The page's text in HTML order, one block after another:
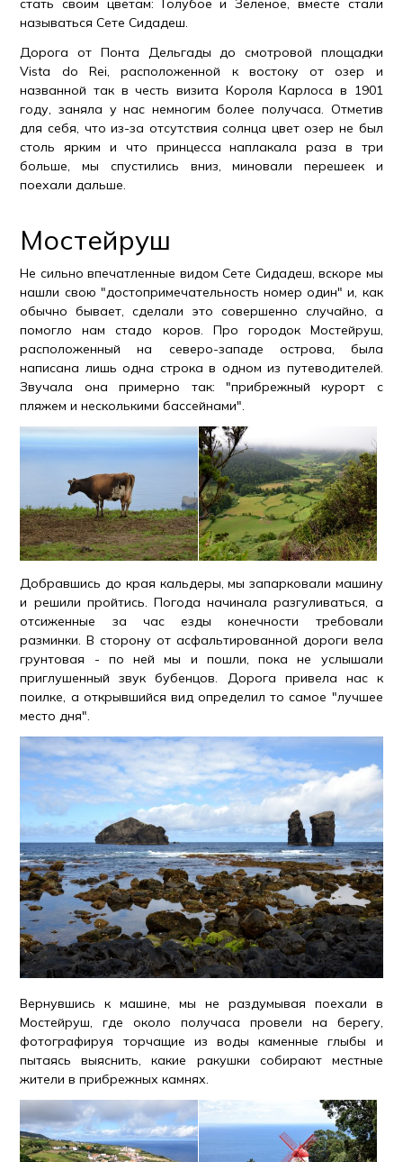
стать своим цветам: Голубое и Зеленое, вместе стали
называться Сете Сидадеш.
Дорога от Понта Дельгады до смотровой площадки
Vista do Rei, расположенной к востоку от озер и
названной так в честь визита Короля Карлоса в 1901
году, заняла у нас немногим более получаса. Отметив
для себя, что из-за отсутствия солнца цвет озер не был
столь ярким и что принцесса наплакала раза в три
больше, мы спустились вниз, миновали перешеек и
поехали дальше.
Мостейруш
Не сильно впечатленные видом Сете Сидадеш, вскоре мы
нашли свою "достопримечательность номер один" и, как
обычно бывает, сделали это совершенно случайно, а
помогло нам стадо коров. Про городок Мостейруш,
расположенный на северо-западе острова, была
написана лишь одна строка в одном из путеводителей.
Звучала она примерно так: "прибрежный курорт с
пляжем и несколькими бассейнами".
Добравшись до края кальдеры, мы запарковали машину
и решили пройтись. Погода начинала разгуливаться, а
отсиженные за час езды конечности требовали
разминки. В сторону от асфальтированной дороги вела
грунтовая - по ней мы и пошли, пока не услышали
приглушенный звук бубенцов. Дорога привела нас к
поилке, а открывшийся вид определил то самое "лучшее
место дня".
Вернувшись к машине, мы не раздумывая поехали в
Мостейруш, где около получаса провели на берегу,
фотографируя торчащие из воды каменные глыбы и
пытаясь выяснить, какие ракушки собирают местные
жители в прибрежных камнях.